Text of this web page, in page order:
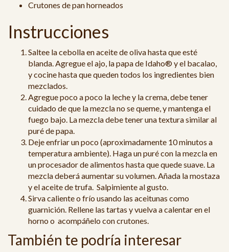
Crutones de pan horneados
Instrucciones
Saltee la cebolla en aceite de oliva hasta que esté
blanda. Agregue el ajo, la papa de Idaho® y el bacalao,
y cocine hasta que queden todos los ingredientes bien
mezclados.
Agregue poco a poco la leche y la crema, debe tener
cuidado de que la mezcla no se queme, y mantenga el
fuego bajo. La mezcla debe tener una textura similar al
puré de papa.
Deje enfriar un poco (aproximadamente 10 minutos a
temperatura ambiente). Haga un puré con la mezcla en
un procesador de alimentos hasta que quede suave. La
mezcla deberá aumentar su volumen. Añada la mostaza
y el aceite de trufa. Salpimiente al gusto.
Sirva caliente o frío usando las aceitunas como
guarnición. Rellene las tartas y vuelva a calentar en el
horno o acompáñelo con crutones.
También te podría interesar